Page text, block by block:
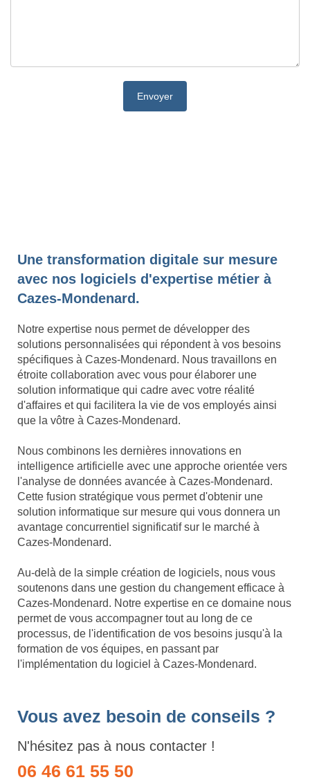
Une transformation digitale sur mesure
avec nos logiciels d'expertise métier à
Cazes-Mondenard.
Notre expertise nous permet de développer des
solutions personnalisées qui répondent à vos besoins
spécifiques à Cazes-Mondenard. Nous travaillons en
étroite collaboration avec vous pour élaborer une
solution informatique qui cadre avec votre réalité
d'affaires et qui facilitera la vie de vos employés ainsi
que la vôtre à Cazes-Mondenard.
Nous combinons les dernières innovations en
intelligence artificielle avec une approche orientée vers
l'analyse de données avancée à Cazes-Mondenard.
Cette fusion stratégique vous permet d'obtenir une
solution informatique sur mesure qui vous donnera un
avantage concurrentiel significatif sur le marché à
Cazes-Mondenard.
Au-delà de la simple création de logiciels, nous vous
soutenons dans une gestion du changement efficace à
Cazes-Mondenard. Notre expertise en ce domaine nous
permet de vous accompagner tout au long de ce
processus, de l'identification de vos besoins jusqu'à la
formation de vos équipes, en passant par
l'implémentation du logiciel à Cazes-Mondenard.
Vous avez besoin de conseils ?
N'hésitez pas à nous contacter !
06 46 61 55 50